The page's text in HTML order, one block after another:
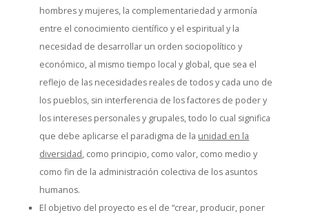
hombres y mujeres, la complementariedad y armonía
entre el conocimiento científico y el espiritual y la
necesidad de desarrollar un orden sociopolítico y
económico, al mismo tiempo local y global, que sea el
reflejo de las necesidades reales de todos y cada uno de
los pueblos, sin interferencia de los factores de poder y
los intereses personales y grupales, todo lo cual significa
que debe aplicarse el paradigma de la unidad en la
diversidad, como principio, como valor, como medio y
como fin de la administración colectiva de los asuntos
humanos.
El objetivo del proyecto es el de “crear, producir, poner